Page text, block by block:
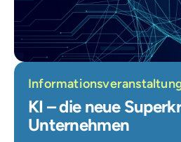
KI – die neue
Unternehmen